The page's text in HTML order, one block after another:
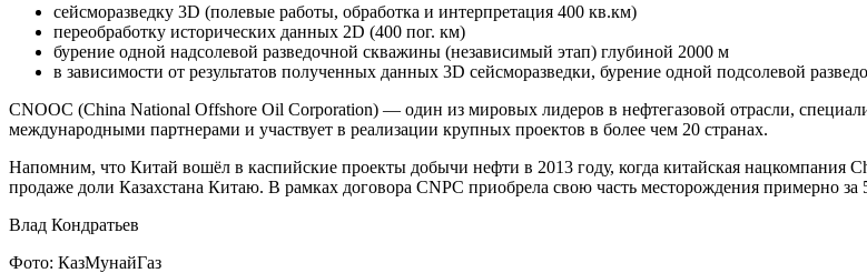
сейсморазведку 3D (полевые работы, обработка и интерпретация 400 кв.км)
переобработку исторических данных 2D (400 пог. км)
бурение одной надсолевой разведочной скважины (независимый этап) глубиной 2000 м
в зависимости от результатов полученных данных 3D сейсморазведки, бурение одной подсолевой
CNOOC (China National Offshore Oil Corporation) — один из мировых лидеров в нефтегазовой отрасли,
международными партнерами и участвует в реализации крупных проектов в более чем 20 странах.
Напомним, что Китай вошёл в каспийские проекты добычи нефти в 2013 году, когда китайская нацкомпания
продаже доли Казахстана Китаю. В рамках договора CNPC приобрела свою часть месторождения примерно
Влад Кондратьев
Фото: КазМунайГаз